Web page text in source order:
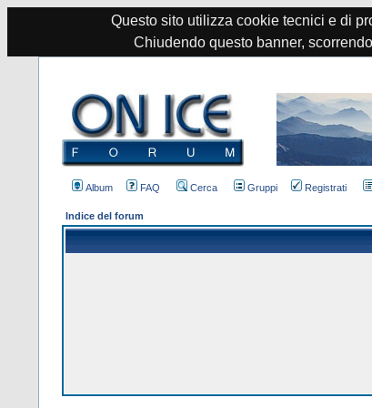
Questo sito utilizza cookie tecnici e di
Chiudendo questo banner,
Album FAQ Cerca Gruppi Registrati
Indice del forum